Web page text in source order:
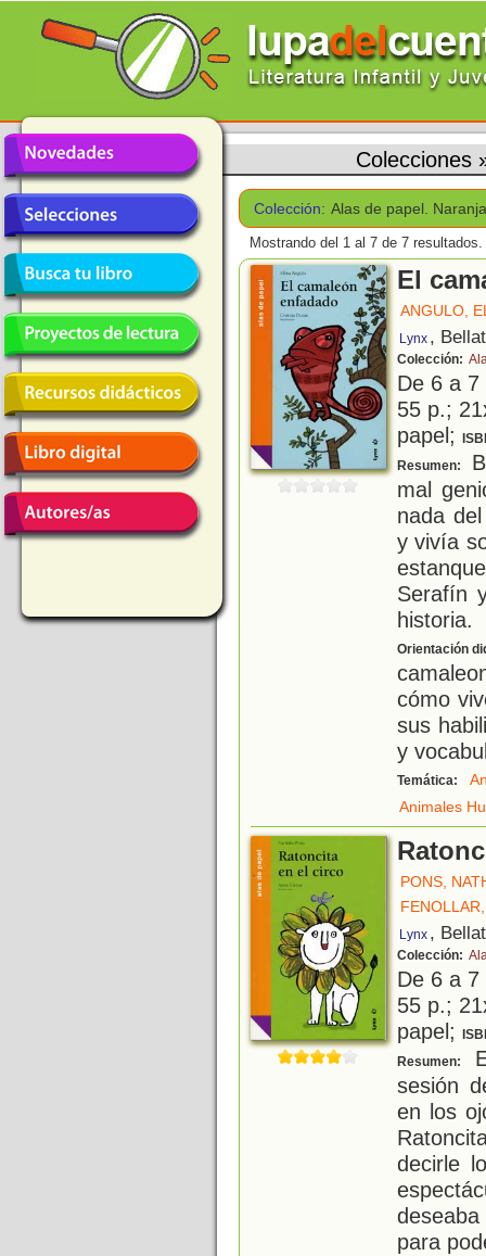
Colecciones
Colección: Alas de papel.
Mostrando del 1 al 7 de 7 resultados.
El
ANGULO,
Lynx ,
Colección:
De 6 a
55 p.;
papel;
Resumen:
mal
nada
y vivía
Serafín
historia.
Orientación
cómo
sus
y
Temática:
Animales
PONS,
Lynx ,
Colección:
De 6 a
55 p.;
papel;
Resumen:
sesión
en los
decirle
para